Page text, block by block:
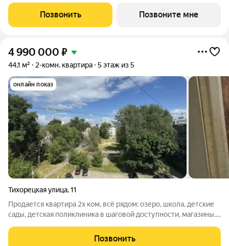
отведено под жилую и 22,77 кв. м под кухонную зону. Номер
квартиры - 424.
Позвонить Позвоните мне
4 990 000 ₽
44,1 м² 2-комн. квартира 5 этаж из 5
онлайн показ
Тихорецкая улица,11
Продается квартира 2х ком, всё рядом: озеро, школа, детские
сады, детская поликлиника в шаговой доступности, магазины.
летом, отличная шумоизоляция. Две комнаты идеально дляПозвонить